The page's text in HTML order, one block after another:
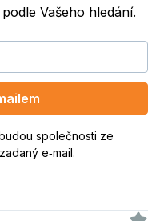
Vašeho hledání.
společnosti ze
e‑mail.